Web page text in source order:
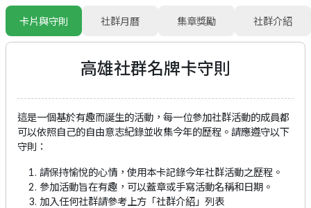
卡片與守則 社群月曆 集章獎勵 社群介紹
高雄社群名牌卡守則
這是一個基於有趣而誕生的活動，每一位參加社群活動的成員都
可以依照自己的自由意志紀錄並收集今年的歷程。請應遵守以下
守則：
請保持愉悅的心情，使用本卡記錄今年社群活動之歷程。
參加活動旨在有趣，可以蓋章或手寫活動名稱和日期。
加入任何社群請參考上方「社群介紹」列表